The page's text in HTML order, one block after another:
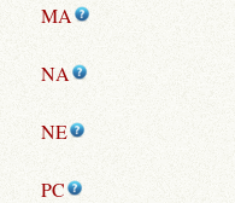
MA
NA
NE
PC